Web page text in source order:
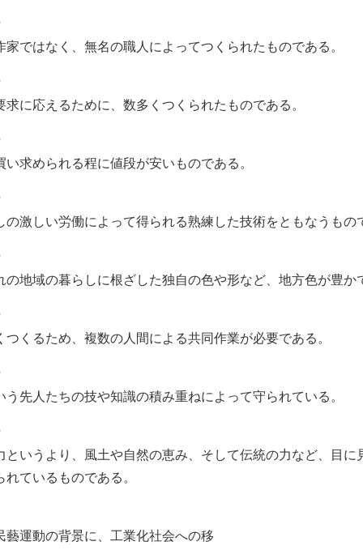
家ではなく、無名の職人によってつくられたものである。
求に応えるために、数多くつくられたものである。
い求められる程に値段が安いものである。
の激しい労働によって得られる熟練した技術をともなうもの
の地域の暮らしに根ざした独自の色や形など、地方色が豊か
つくるため、複数の人間による共同作業が必要である。
う先人たちの技や知識の積み重ねによって守られている。
というより、風土や自然の恵み、そして伝統の力など、目に
ているものである。
藝運動の背景に、工業化社会への移